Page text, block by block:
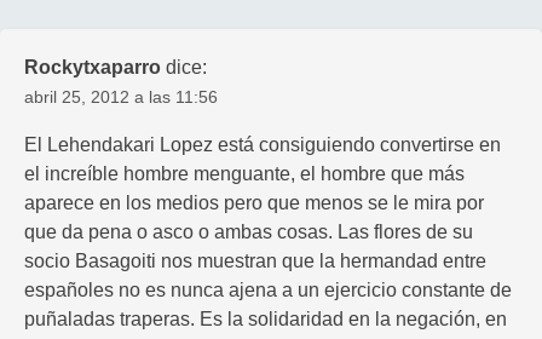
Rockytxaparro dice:
abril 25, 2012 a las 11:56
El Lehendakari Lopez está consiguiendo convertirse en
el increíble hombre menguante, el hombre que más
aparece en los medios pero que menos se le mira por
que da pena o asco o ambas cosas. Las flores de su
socio Basagoiti nos muestran que la hermandad entre
españoles no es nunca ajena a un ejercicio constante de
puñaladas traperas. Es la solidaridad en la negación, en